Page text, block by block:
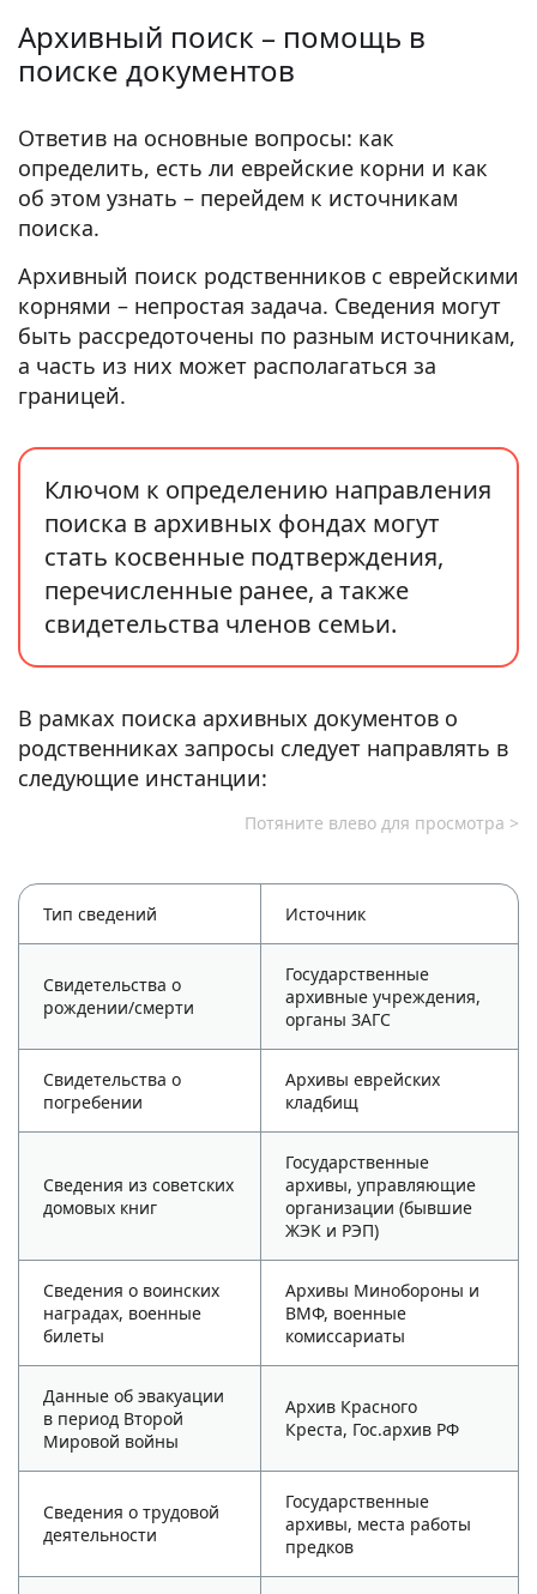
Архивный поиск – помощь в
поиске документов
Ответив на основные вопросы: как
определить, есть ли еврейские корни и как
об этом узнать – перейдем к источникам
поиска.
Архивный поиск родственников с еврейскими
корнями – непростая задача. Сведения могут
быть рассредоточены по разным источникам,
а часть из них может располагаться за
границей.
Ключом к определению направления
поиска в архивных фондах могут
стать косвенные подтверждения,
перечисленные ранее, а также
свидетельства членов семьи.
В рамках поиска архивных документов о
родственниках запросы следует направлять в
следующие инстанции:
Тип сведений Источник
Свидетельства о
рождении/смерти
Государственные
архивные учреждения,
органы ЗАГС
Свидетельства о
погребении
Архивы еврейских
кладбищ
Сведения из советских
домовых книг
Государственные
архивы, управляющие
организации (бывшие
ЖЭК и РЭП)
Сведения о воинских
наградах, военные
билеты
Архивы Минобороны и
ВМФ, военные
комиссариаты
Данные об эвакуации
в период Второй
Мировой войны
Архив Красного
Креста, Гос.архив РФ
Сведения о трудовой
деятельности
Государственные
архивы, места работы
предков